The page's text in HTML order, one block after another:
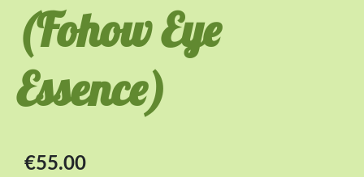
(Fohow Eye
Essence)
€55.00